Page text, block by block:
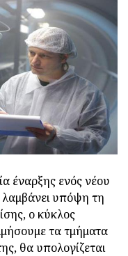
έναρξης ενός νέου
υπόψη τη
ο κύκλος
τα τμήματα
θα υπολογίζεται